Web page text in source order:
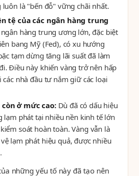
luôn là "bến đỗ" vững chãi nhất.
tệ của các ngân hàng trung
ngân hàng trung ương lớn, đặc biệt
bang Mỹ (Fed), có xu hướng
tạm dừng tăng lãi suất đã làm
Điều này khiến vàng trở nên hấp
nhà đầu tư nắm giữ các loại
ở mức cao:Dù đã có dấu hiệu
lạm phát tại nhiều nền kinh tế lớn
soát hoàn toàn. Vàng vẫn là
lạm phát hiệu quả, được nhiều
những yếu tố này đã tạo nên